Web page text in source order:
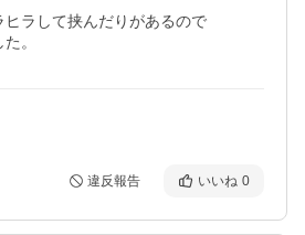
ヒラして挟んだりがあるので
。
違反報告 いいね 0